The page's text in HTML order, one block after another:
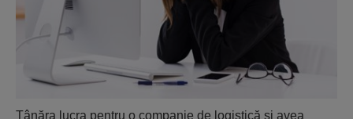
Tânăra lucra pentru o companie de logistică şi avea